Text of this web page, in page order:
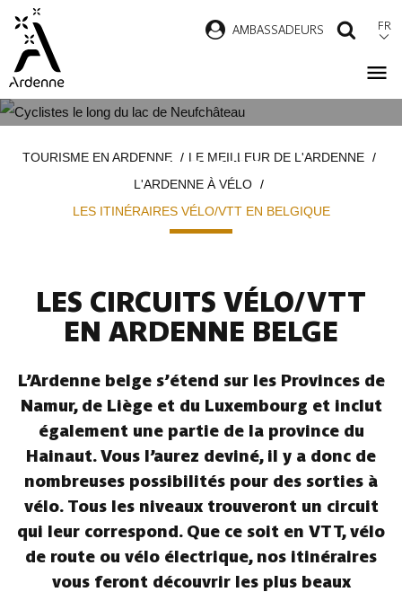
contenu
principal
AMBASSADEURS FR
BELGIQUE
d'ArianeTOURISME EN ARDENNE
LE MEILLEUR DE L'ARDENNE
L'ARDENNE À VÉLO
LES ITINÉRAIRES VÉLO/VTT EN BELGIQUE
LES CIRCUITS VÉLO/VTT
EN ARDENNE BELGE
L’Ardenne belge s’étend sur les Provinces de
Namur, de Liège et du Luxembourg et inclut
également une partie de la province du
Hainaut. Vous l’aurez deviné, il y a donc de
nombreuses possibilités pour des sorties à
vélo. Tous les niveaux trouveront un circuit
qui leur correspond. Que ce soit en VTT, vélo
de route ou vélo électrique, nos itinéraires
vous feront découvrir les plus beaux